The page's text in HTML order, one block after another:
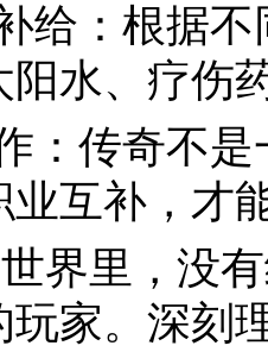
给：根据
阳水、疗伤
：传奇不
互补，才
界里，没
玩家。深刻